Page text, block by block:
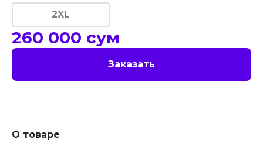
2XL
260 000 сум
Заказать
О товаре